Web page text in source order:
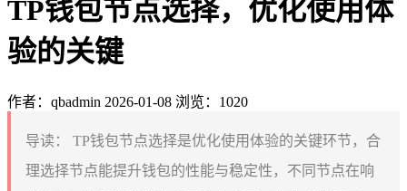
TP钱包节点选择，优化使用体
验的关键
作者：qbadmin 2026-01-08 浏览：1020
导读：
TP钱包节点选择是优化使用体验的关键环节，合
理选择节点能提升钱包的性能与稳定性，不同节点在响